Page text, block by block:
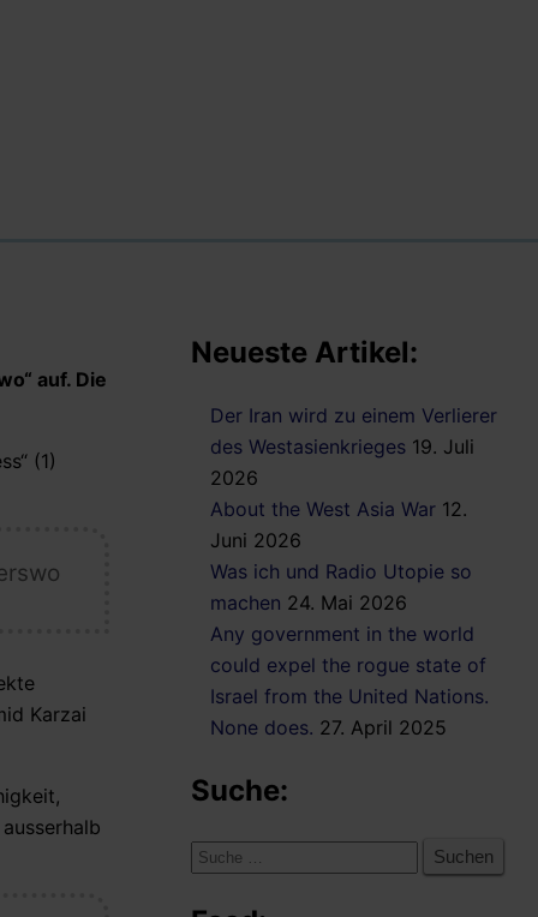
auf. Die
(1)
Karzai
Neueste Artikel:
Der Iran wird zu einem Verlierer
des Westasienkrieges 19. Juli
2026
About the West Asia War 12.
Juni 2026
Was ich und Radio Utopie so
machen 24. Mai 2026
Any government in the world
could expel the rogue state of
Israel from the United Nations.
None does. 27. April 2025
Suche:
Suche